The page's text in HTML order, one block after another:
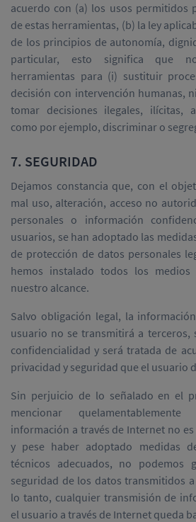
acuerdo con (a) los usos permitidos
de estas herramientas, (b) la ley
de los principios de autonomía,
particular, esto significa que
herramientas para (i) sustituir
decisión con intervención humanas,
tomar decisiones ilegales, ilícitas,
como por ejemplo, discriminar o
7. SEGURIDAD
Dejamos constancia que, con el
mal uso, alteración, acceso no
personales o información
usuarios, se han adoptado las
de protección de datos personales
hemos instalado todos los medios
nuestro alcance.
Salvo obligación legal, la
usuario no se transmitirá a terceros,
confidencialidad y será tratada de
privacidad y seguridad que el usuario
Sin perjuicio de lo señalado en el
mencionar
información a través de Internet no
y pese haber adoptado medidas
técnicos adecuados, no podemos
seguridad de los datos transmitidos
lo tanto, cualquier transmisión de
el usuario a través de Internet queda